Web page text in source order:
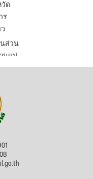
วัด
ร
นส่วน
นแม่
เปิด